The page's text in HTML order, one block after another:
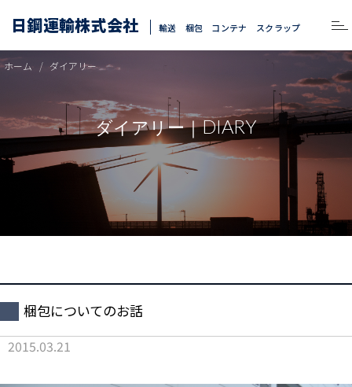
日鋼運輸株式会社 輸送 梱包 コンテナ スクラップ
ホーム ダイアリー
ダイアリー｜DIARY
梱包についてのお話
2015.03.21